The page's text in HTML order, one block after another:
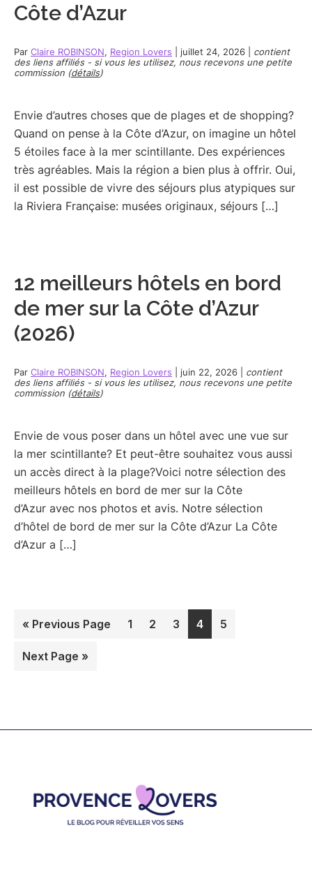
Côte d’Azur
Par Claire ROBINSON, Region Lovers juillet 24, 2026
contient
des liens affiliés - si vous les utilisez, nous recevons une petite
commission (détails)
Envie d’autres choses que de plages et de shopping?
Quand on pense à la Côte d’Azur, on imagine un hôtel
5 étoiles face à la mer scintillante. Des expériences
très agréables. Mais la région a bien plus à offrir. Oui,
il est possible de vivre des séjours plus atypiques sur
la Riviera Française: musées originaux, séjours […]
12 meilleurs hôtels en bord
de mer sur la Côte d’Azur
(2026)
Par Claire ROBINSON, Region Lovers juin 22, 2026
contient
des liens affiliés - si vous les utilisez, nous recevons une petite
commission (détails)
Envie de vous poser dans un hôtel avec une vue sur
la mer scintillante? Et peut-être souhaitez vous aussi
un accès direct à la plage?Voici notre sélection des
meilleurs hôtels en bord de mer sur la Côte
d’Azur avec nos photos et avis. Notre sélection
d’hôtel de bord de mer sur la Côte d’Azur La Côte
d’Azur a […]
« Go
Previous Page Page
1 Page
2 Page
3 Page
4 Page
5
Go
Next Page »